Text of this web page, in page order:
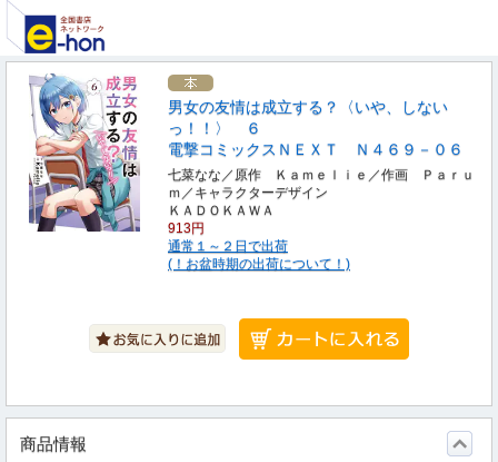
男女の友情は成立する？〈いや、しない
っ！！〉 ６
電撃コミックスＮＥＸＴ Ｎ４６９－０６
七菜なな／原作 Ｋａｍｅｌｉｅ／作画 Ｐａｒｕ
ｍ／キャラクターデザイン
ＫＡＤＯＫＡＷＡ
913円
通常１～２日で出荷
(！お盆時期の出荷について！)
商品情報